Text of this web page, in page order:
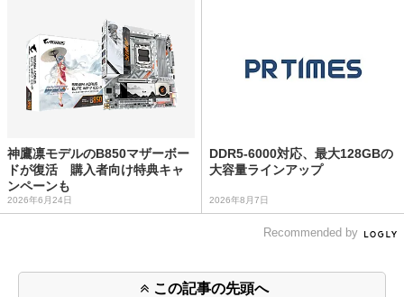
神鷹凛モデルのB850マザーボー
ドが復活 購入者向け特典キャ
ンペーンも
2026年6月24日
DDR5-6000対応、最大128GBの
大容量ラインアップ
2026年8月7日
Recommended by
この記事の先頭へ